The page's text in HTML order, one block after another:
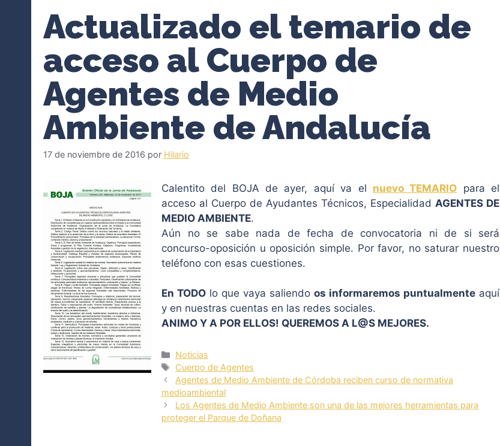
Actualizado el temario de
acceso al Cuerpo de
Agentes de Medio
Ambiente de Andalucía
17 de noviembre de 2016 por Hilario
Calentito del BOJA de ayer, aquí va el nuevo TEMARIO para el
acceso al Cuerpo de Ayudantes Técnicos, Especialidad AGENTES DE
MEDIO AMBIENTE.
Aún no se sabe nada de fecha de convocatoria ni de si será
concurso-oposición u oposición simple. Por favor, no saturar nuestro
teléfono con esas cuestiones.
En TODO lo que vaya saliendo os informaremos puntualmente aquí
y en nuestras cuentas en las redes sociales.
ANIMO Y A POR ELLOS! QUEREMOS A L@S MEJORES.
Categorías
Noticias
Etiquetas
Cuerpo de Agentes
Agentes de Medio Ambiente de Córdoba reciben curso de normativa
medioambiental
Los Agentes de Medio Ambiente son una de las mejores herramientas para
proteger el Parque de Doñana